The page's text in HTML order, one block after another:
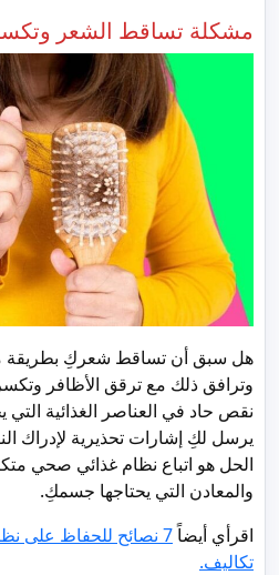
مشكلة تساقط الشعر وتكسر
هل سبق أن تساقط شعركِ بطريقة
وترافق ذلك مع ترقق الأظافر
نقص حاد في العناصر الغذائية
يرسل لكِ إشارات تحذيرية لإدراك
الحل هو اتباع نظام غذائي صحي
والمعادن التي يحتاجها جسمكِ.
اقرأي أيضاً
7 نصائح للحفاظ على
تكاليف.